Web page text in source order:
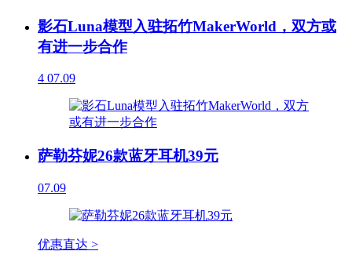
影石Luna模型入驻拓竹MakerWorld，双方或
有进一步合作
4 07.09
萨勒芬妮26款蓝牙耳机39元
07.09
优惠直达 >